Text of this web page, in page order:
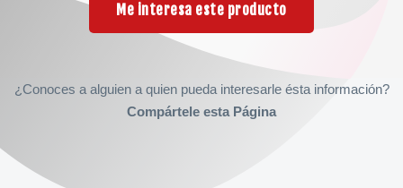
Me interesa este producto
¿Conoces a alguien a quien pueda interesarle ésta información?
Compártele esta Página